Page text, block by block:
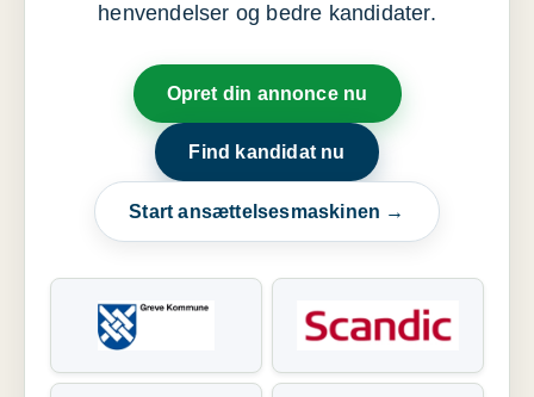
henvendelser og bedre kandidater.
Opret din annonce nu
Find kandidat nu
Start ansættelsesmaskinen →